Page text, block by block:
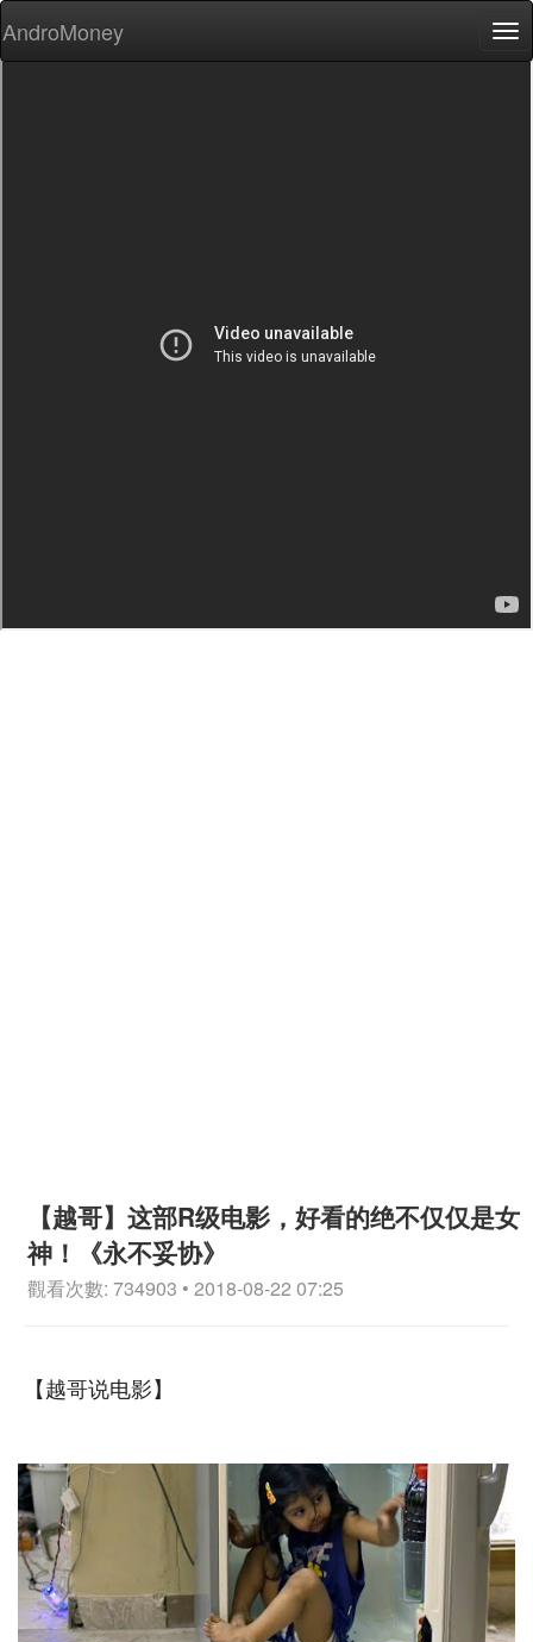
AndroMoney
【越哥】这部R级电影，好看的绝不仅仅是女
神！《永不妥协》
觀看次數: 734903 • 2018-08-22 07:25
【越哥说电影】